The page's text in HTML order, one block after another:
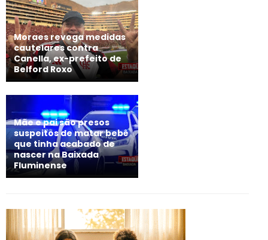
Moraes revoga medidas
cautelares contra
Canella, ex-prefeito de
Belford Roxo
Mãe e pai são presos
suspeitos de matar bebê
que tinha acabado de
nascer na Baixada
Fluminense